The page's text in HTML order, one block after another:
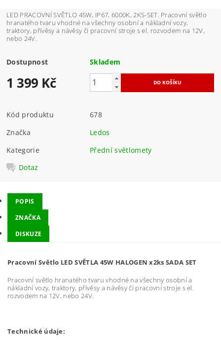
LED PRACOVNÍ SVĚTLO 45W, IP67, 6000K, 2KS-SET. Pracovní světlo
hranatého tvaru vhodné na všechny osobní a nákladní vozy,
traktory, přívěsy a návěsy či pracovní stroje s el. rozvodem na 12V,
nebo 24V.
Dostupnost Skladem
1 399 Kč
Kód produktu
678
Značka
Ledos
Kategorie
Přední světlomety
Dotaz
POPIS
ZNAČKA
DISKUZE
Pracovní Světlo LED SVĚTLA 45W HALOGEN x2ks SADA SET
Pracovní světlo hranatého tvaru vhodné na všechny osobní a
nákladní vozy, traktory, přívěsy a návěsy či pracovní stroje s el.
rozvodem na 12V, nebo 24V.
Technické údaje: